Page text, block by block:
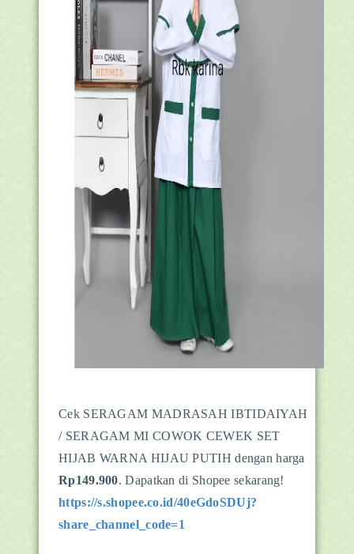
Cek SERAGAM MADRASAH IBTIDAIYAH
/ SERAGAM MI COWOK CEWEK SET
HIJAB WARNA HIJAU PUTIH dengan harga
Rp149.900. Dapatkan di Shopee sekarang!
https://s.shopee.co.id/40eGdoSDUj?
share_channel_code=1